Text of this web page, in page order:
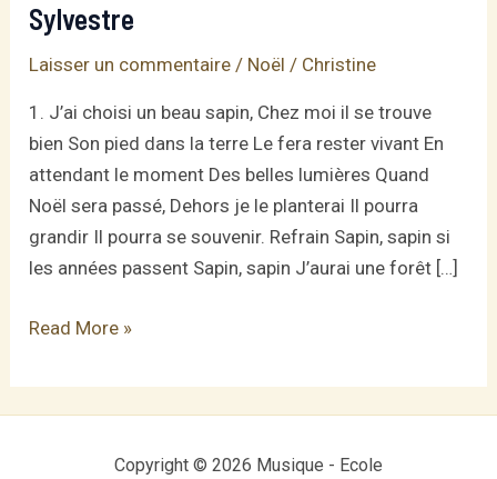
Sylvestre
Laisser un commentaire / Noël / Christine
1. J’ai choisi un beau sapin, Chez moi il se trouve
bien Son pied dans la terre Le fera rester vivant En
attendant le moment Des belles lumières Quand
Noël sera passé, Dehors je le planterai Il pourra
grandir Il pourra se souvenir. Refrain Sapin, sapin si
les années passent Sapin, sapin J’aurai une forêt […]
Sapin,
–
chanson
Read More »
Copyright © 2026 Musique - Ecole